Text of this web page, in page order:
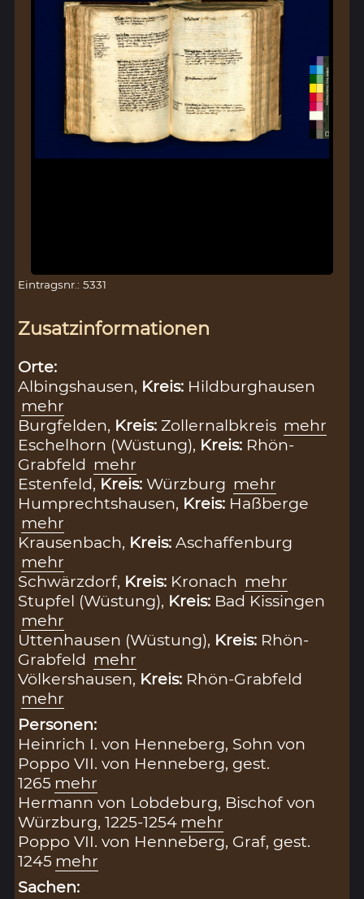
Eintragsnr.: 5331
Zusatzinformationen
Orte:
Albingshausen, Kreis: Hildburghausen
mehr
Burgfelden, Kreis: Zollernalbkreis mehr
Eschelhorn (Wüstung), Kreis: Rhön-
Grabfeld mehr
Estenfeld, Kreis:Würzburg mehr
Humprechtshausen, Kreis: Haßberge
mehr
Krausenbach, Kreis:Aschaffenburg
mehr
Schwärzdorf, Kreis: Kronach mehr
Stupfel (Wüstung), Kreis: Bad Kissingen
mehr
Uttenhausen (Wüstung), Kreis: Rhön-
Grabfeld mehr
Völkershausen, Kreis: Rhön-Grabfeld
mehr
Personen:
Heinrich I. von Henneberg, Sohn von
Poppo VII. von Henneberg, gest.
1265 mehr
Hermann von Lobdeburg, Bischof von
Würzburg, 1225-1254 mehr
Poppo VII. von Henneberg, Graf, gest.
1245 mehr
Sachen: